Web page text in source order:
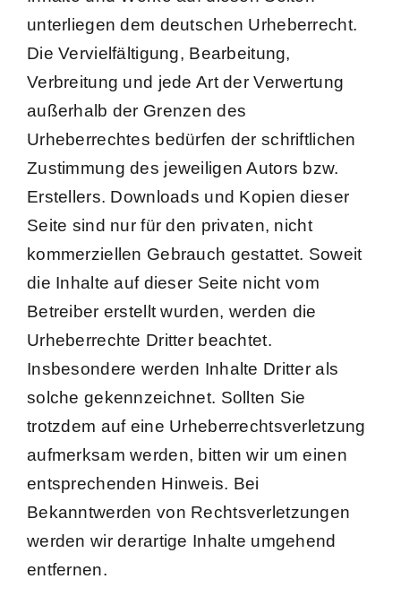
unterliegen dem deutschen Urheberrecht.
Die Vervielfältigung, Bearbeitung,
Verbreitung und jede Art der Verwertung
außerhalb der Grenzen des
Urheberrechtes bedürfen der schriftlichen
Zustimmung des jeweiligen Autors bzw.
Erstellers. Downloads und Kopien dieser
Seite sind nur für den privaten, nicht
kommerziellen Gebrauch gestattet. Soweit
die Inhalte auf dieser Seite nicht vom
Betreiber erstellt wurden, werden die
Urheberrechte Dritter beachtet.
Insbesondere werden Inhalte Dritter als
solche gekennzeichnet. Sollten Sie
trotzdem auf eine Urheberrechtsverletzung
aufmerksam werden, bitten wir um einen
entsprechenden Hinweis. Bei
Bekanntwerden von Rechtsverletzungen
werden wir derartige Inhalte umgehend
entfernen.